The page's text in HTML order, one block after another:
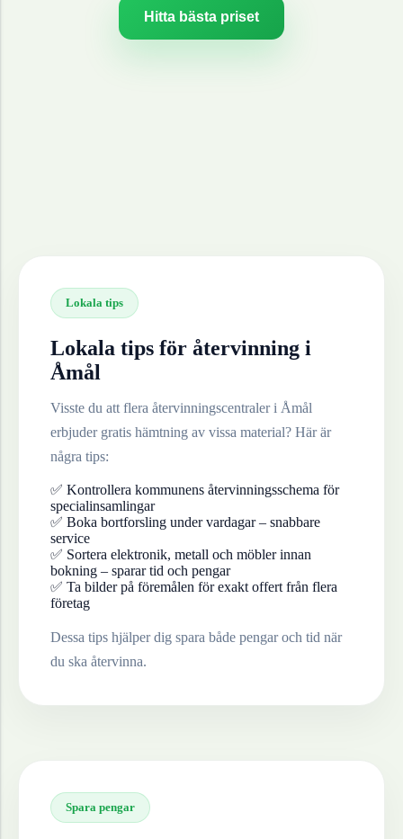
Hitta bästa priset
Lokala tips
Lokala tips för återvinning i
Åmål
Visste du att flera återvinningscentraler i Åmål
erbjuder gratis hämtning av vissa material? Här är
några tips:
✅ Kontrollera kommunens återvinningsschema för
specialinsamlingar
✅ Boka bortforsling under vardagar – snabbare
service
✅ Sortera elektronik, metall och möbler innan
bokning – sparar tid och pengar
✅ Ta bilder på föremålen för exakt offert från flera
företag
Dessa tips hjälper dig spara både pengar och tid när
du ska återvinna.
Spara pengar